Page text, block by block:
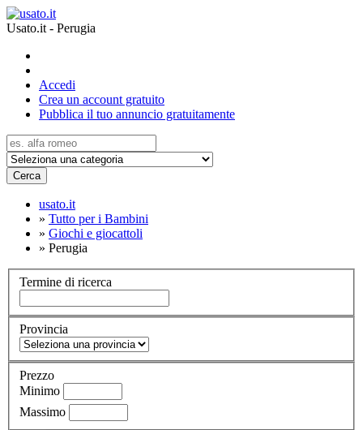
Usato.it - Perugia
Accedi
Crea un account gratuito
Pubblica il tuo annuncio gratuitamente
Cerca
usato.it
» Tutto per i Bambini
» Giochi e giocattoli
» Perugia
Termine di ricerca
Provincia
Prezzo
Minimo
Massimo